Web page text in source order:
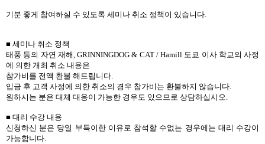
기분 좋게 참여하실 수 있도록 세미나 취소 정책이 있습니다.
■ 세미나 취소 정책
태풍 등의 자연 재해, GRINNINGDOG & CAT / Hamill 도쿄 이사 학교의 사정
에 의한 개최 취소 내용은
참가비를 전액 환불 해드립니다.
입금 후 고객 사정에 의한 취소의 경우 참가비는 환불하지 않습니다.
원하시는 분은 대체 대응이 가능한 경우도 있으므로 상담하십시오.
■ 대리 수강 내용
신청하신 분은 당일 부득이한 이유로 참석할 수없는 경우에는 대리 수강이
가능합니다.